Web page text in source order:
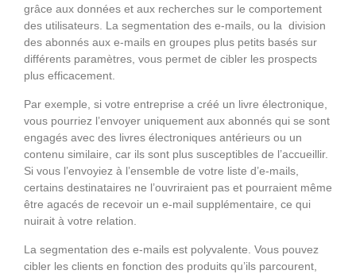
grâce aux données et aux recherches sur le comportement
des utilisateurs. La segmentation des e-mails, ou la division
des abonnés aux e-mails en groupes plus petits basés sur
différents paramètres, vous permet de cibler les prospects
plus efficacement.
Par exemple, si votre entreprise a créé un livre électronique,
vous pourriez l’envoyer uniquement aux abonnés qui se sont
engagés avec des livres électroniques antérieurs ou un
contenu similaire, car ils sont plus susceptibles de l’accueillir.
Si vous l’envoyiez à l’ensemble de votre liste d’e-mails,
certains destinataires ne l’ouvriraient pas et pourraient même
être agacés de recevoir un e-mail supplémentaire, ce qui
nuirait à votre relation.
La segmentation des e-mails est polyvalente. Vous pouvez
cibler les clients en fonction des produits qu’ils parcourent,